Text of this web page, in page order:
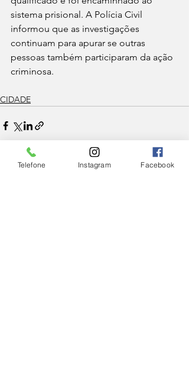
sistema prisional. A Polícia Civil
informou que as investigações
continuam para apurar se outras
pessoas também participaram da ação
criminosa.
CIDADE
Telefone Instagram Facebook